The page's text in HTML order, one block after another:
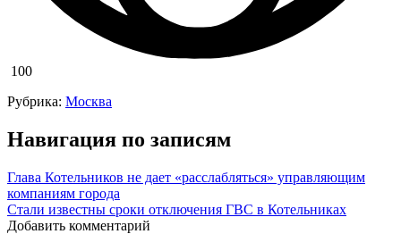
100
Рубрика: Москва
Навигация по записям
Глава Котельников не дает «расслабляться» управляющим
компаниям города
Стали известны сроки отключения ГВС в Котельниках
Добавить комментарий